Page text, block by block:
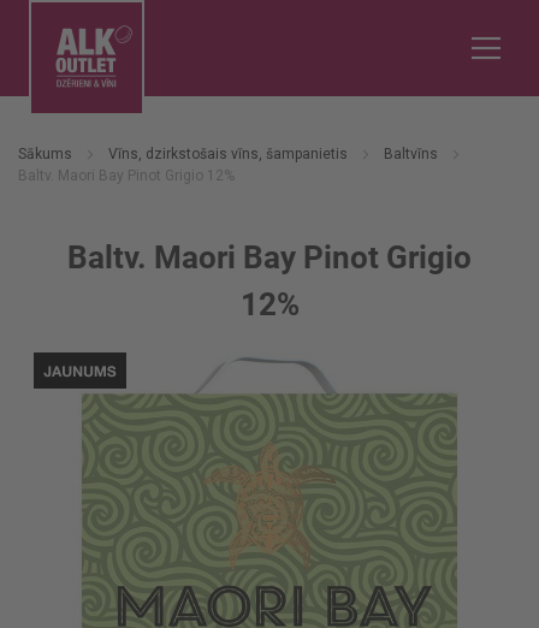
Sākums Vīns, dzirkstošais vīns, šampanietis
Baltvīns
Baltv. Maori Bay Pinot Grigio 12%
Baltv. Maori Bay Pinot Grigio
12%
uz